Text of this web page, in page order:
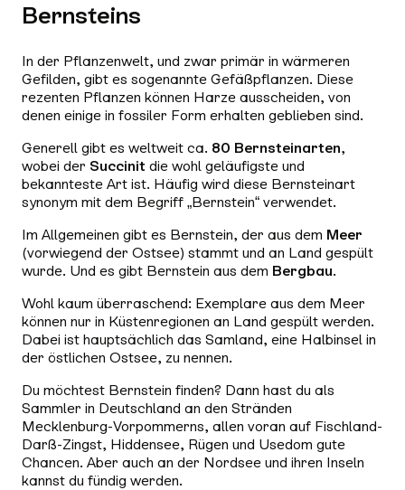
Bernsteins
In der Pflanzenwelt, und zwar primär in wärmeren
Gefilden, gibt es sogenannte Gefäßpflanzen. Diese
rezenten Pflanzen können Harze ausscheiden, von
denen einige in fossiler Form erhalten geblieben sind.
Generell gibt es weltweit ca. 80 Bernsteinarten,
wobei der Succinit die wohl geläufigste und
bekannteste Art ist. Häufig wird diese Bernsteinart
synonym mit dem Begriff „Bernstein“ verwendet.
Im Allgemeinen gibt es Bernstein, der aus dem Meer
(vorwiegend der Ostsee) stammt und an Land gespült
wurde. Und es gibt Bernstein aus dem Bergbau.
Wohl kaum überraschend: Exemplare aus dem Meer
können nur in Küstenregionen an Land gespült werden.
Dabei ist hauptsächlich das Samland, eine Halbinsel in
der östlichen Ostsee, zu nennen.
Du möchtest Bernstein finden? Dann hast du als
Sammler in Deutschland an den Stränden
Mecklenburg-Vorpommerns, allen voran auf Fischland-
Darß-Zingst, Hiddensee, Rügen und Usedom gute
Chancen. Aber auch an der Nordsee und ihren Inseln
kannst du fündig werden.